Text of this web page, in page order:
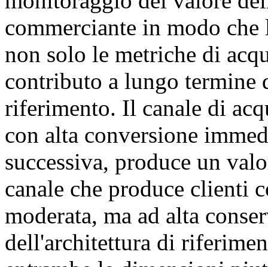
commerciante in modo
non solo le metriche di
contributo a lungo
riferimento. Il canale di
con alta conversione
successiva, produce un
canale che produce clienti
moderata, ma ad alta
dell'architettura di